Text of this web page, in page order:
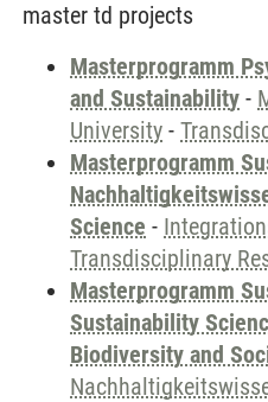
master td projects
Masterprogramm
and Sustainability -
University -
Masterprogramm
Science -
Transdisciplinary
Masterprogramm
Sustainability
Biodiversity and